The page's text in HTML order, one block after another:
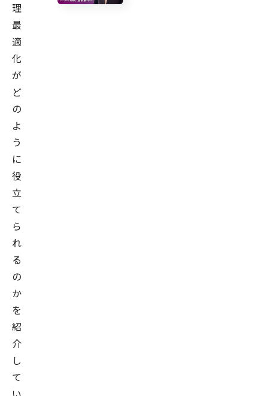
理
最
適
化
が
ど
の
よ
う
に
役
立
て
ら
れ
る
の
か
を
紹
介
し
て